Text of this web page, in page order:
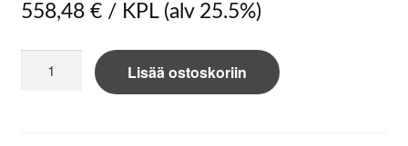
558,48 €/ KPL (alv 25.5%)
Lisää ostoskoriin